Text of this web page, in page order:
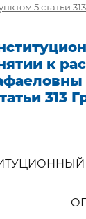
5 статьи
к
313